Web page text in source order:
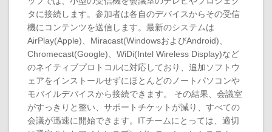
タに接続します。参加者は各自のデバイスからその受信
機にコンテンツを送信します。最新のシステムは
AirPlay(Apple)、Miracast(WindowsおよびAndroid)、
Chromecast(Google)、WiDi(Intel Wireless Display)など
のネイティブプロトコルに対応しており、追加ソフトウ
ェアをインストールせずにほとんどのノートパソコンや
モバイルデバイスから接続できます。 その結果、会議室
がすっきりと整い、サポートチケットが減り、すべての
会議が迅速に開始できます。ITチームにとっては、適切